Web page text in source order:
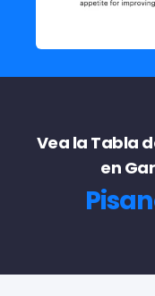
Vea la Tabla
en